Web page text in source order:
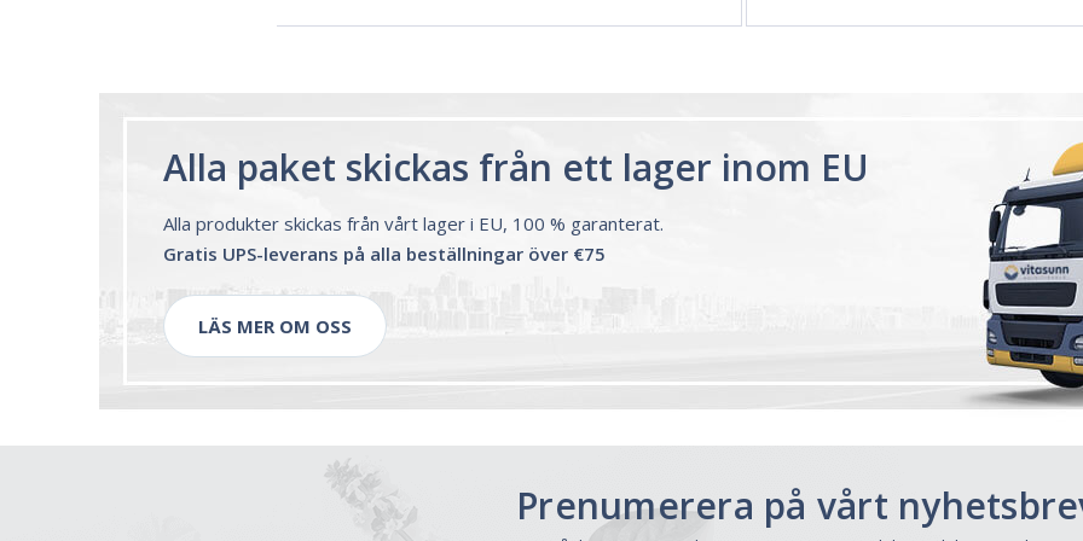
Alla paket skickas från ett lager inom EU
Alla produkter skickas från vårt lager i EU, 100 % garanterat.
Gratis UPS-leverans på alla beställningar över €75
LÄS MER OM OSS
Prenumerera på vårt